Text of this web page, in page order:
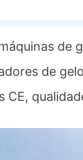
de
de
CE,